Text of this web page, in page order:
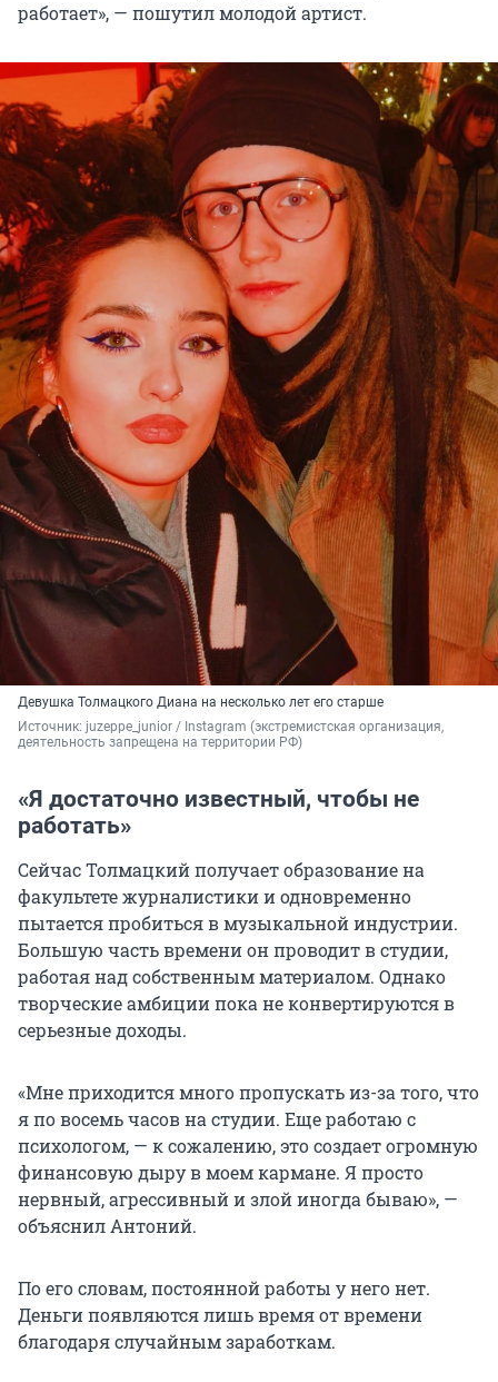
работает», — пошутил молодой артист.
Девушка Толмацкого Диана на несколько лет его старше
Источник: juzeppe_junior / Instagram (экстремистская организация,
деятельность запрещена на территории РФ)
«Я достаточно известный, чтобы не
работать»
Сейчас Толмацкий получает образование на
факультете журналистики и одновременно
пытается пробиться в музыкальной индустрии.
Большую часть времени он проводит в студии,
работая над собственным материалом. Однако
творческие амбиции пока не конвертируются в
серьезные доходы.
«Мне приходится много пропускать из-за того, что
я по восемь часов на студии. Еще работаю с
психологом, — к сожалению, это создает огромную
финансовую дыру в моем кармане. Я просто
нервный, агрессивный и злой иногда бываю», —
объяснил Антоний.
По его словам, постоянной работы у него нет.
Деньги появляются лишь время от времени
благодаря случайным заработкам.